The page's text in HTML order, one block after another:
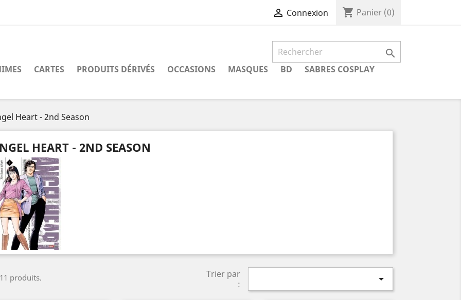
 Connexion shopping_cart Panier (0)

CARTES PRODUITS DÉRIVÉS OCCASIONS MASQUES BD SABRES COSPLAY
Heart - 2nd Season
HEART - 2ND SEASON
produits.
Trier par
:
